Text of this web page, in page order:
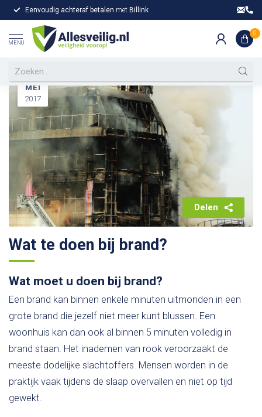
Eenvoudig achteraf betalen met Billink
MENU
0
Home / Wat te doen bij brand? /
19
MEI
2017
Delen
Wat te doen bij brand?
Wat moet u doen bij brand?
Een brand kan binnen enkele minuten uitmonden in een
grote brand die jezelf niet meer kunt blussen. Een
woonhuis kan dan ook al binnen 5 minuten volledig in
brand staan. Het inademen van rook veroorzaakt de
meeste dodelijke slachtoffers. Mensen worden in de
praktijk vaak tijdens de slaap overvallen en niet op tijd
gewekt.